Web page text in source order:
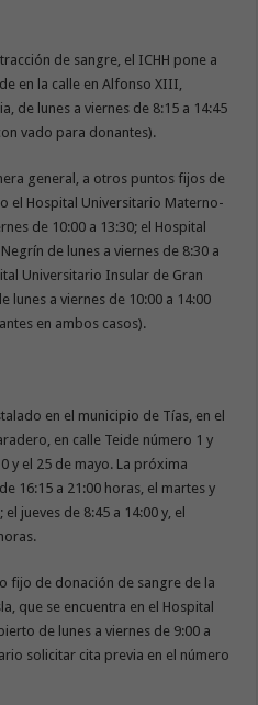
de sangre, el ICHH pone a
en la calle en Alfonso XIII,
de lunes a viernes de 8:15 a 14:45
vado para donantes).
general, a otros puntos fijos de
el Hospital Universitario Materno-
de 10:00 a 13:30; el Hospital
de lunes a viernes de 8:30 a
Universitario Insular de Gran
lunes a viernes de 10:00 a 14:00
en ambos casos).
en el municipio de Tías, en el
en calle Teide número 1 y
y el 25 de mayo. La próxima
16:15 a 21:00 horas, el martes y
jueves de 8:45 a 14:00 y, el
fijo de donación de sangre de la
que se encuentra en el Hospital
de lunes a viernes de 9:00 a
solicitar cita previa en el número